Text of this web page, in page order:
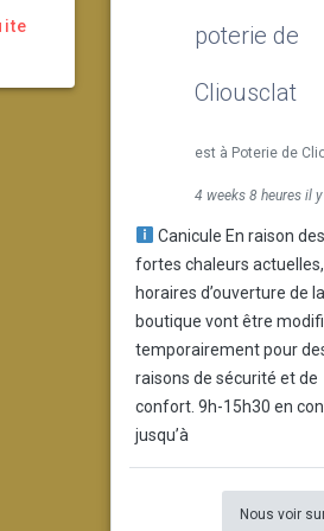
poterie de
Cliousclat
est à Poterie de
4 weeks 8 heures il
Canicule En raison des
fortes chaleurs
horaires d’ouverture de la
boutique vont être
temporairement pour
raisons de sécurité et de
confort. 9h-15h30 en
jusqu’à
Nous voir